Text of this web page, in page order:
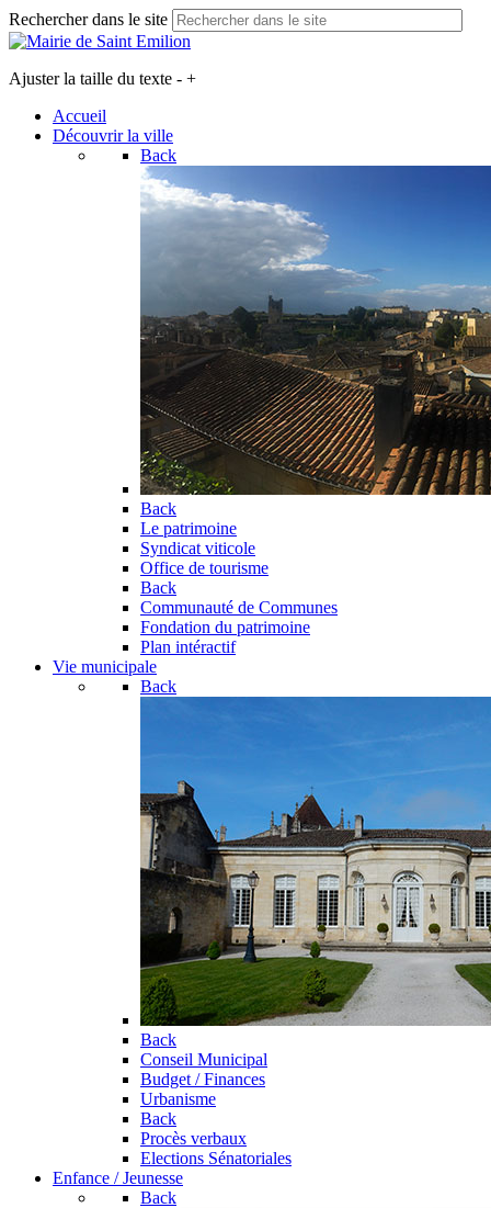
Rechercher dans le site
Ajuster la taille du texte - +
Accueil
Découvrir la ville
Back
Back
Le patrimoine
Syndicat viticole
Office de tourisme
Back
Communauté de Communes
Fondation du patrimoine
Plan intéractif
Vie municipale
Back
Back
Conseil Municipal
Budget / Finances
Urbanisme
Back
Procès verbaux
Elections Sénatoriales
Enfance / Jeunesse
Back